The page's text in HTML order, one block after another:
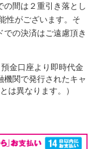
間は２重引き落とし
性がございます。そ
の決済はご遠慮頂き
金口座より即時代金
機関で発行されたキャ
は異なります。）